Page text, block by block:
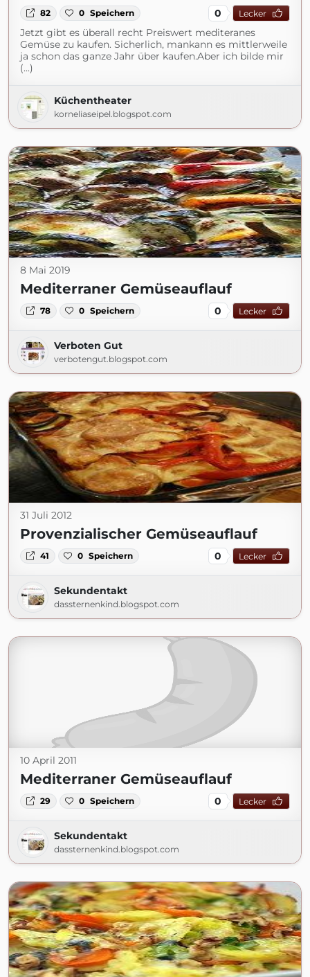
82 0 Speichern 0 Lecker
Jetzt gibt es überall recht Preiswert mediteranes
Gemüse zu kaufen. Sicherlich, mankann es mittlerweile
ja schon das ganze Jahr über kaufen.Aber ich bilde mir
(...)
Küchentheater
korneliaseipel.blogspot.com
8 Mai 2019
Mediterraner Gemüseauflauf
78 0 Speichern 0 Lecker
Verboten Gut
verbotengut.blogspot.com
31 Juli 2012
Provenzialischer Gemüseauflauf
41 0 Speichern 0 Lecker
Sekundentakt
dassternenkind.blogspot.com
10 April 2011
Mediterraner Gemüseauflauf
29 0 Speichern 0 Lecker
Sekundentakt
dassternenkind.blogspot.com